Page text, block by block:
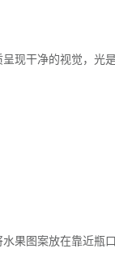
现干净的视觉，光
果图案放在靠近瓶